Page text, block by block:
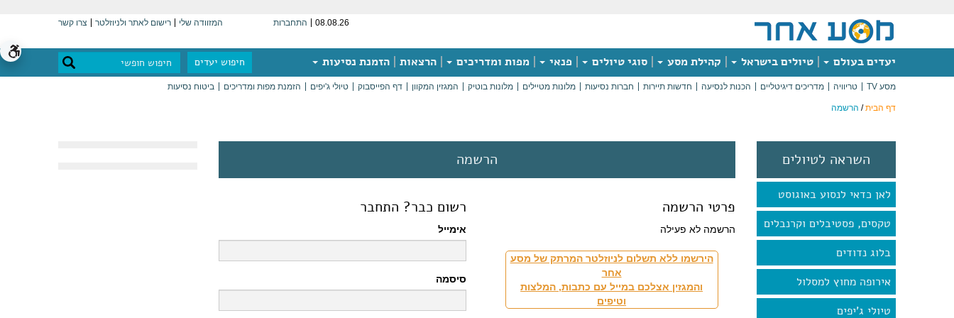
08.08.26 התחברות המזוודה שלי רישום לאתר ולניוזלטר צרו קשר
יעדים בעולם טיולים בישראל קהילת מסע סוגי טיולים פנאי מפות ומדריכים הרצאות הזמנת נסיעות חיפוש יעדים
מסע TV טריוויה מדריכים דיגיטליים הכנות לנסיעה חדשות תיירות חברות נסיעות מלונות מטיילים מלונות בוטיק המגזין המקוון דף הפייסבוק טיולי ג'יפים הזמנת מפות ומדריכים ביטוח נסיעות
דף הבית/ הרשמה
השראה לטיולים
לאן כדאי לנסוע באוגוסט
טקסים, פסטיבלים וקרנבלים
בלוג נדודים
אירופה מחוץ למסלול
טיולי ג'יפים
הרשמה
פרטי הרשמה
הרשמה לא פעילה
הירשמו ללא תשלום לניוזלטר המרתק של מסע
אחר
והמגזין אצלכם במייל עם כתבות, המלצות
וטיפים
רשום כבר? התחבר
אימייל
סיסמה